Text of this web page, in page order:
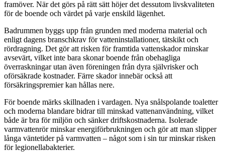
framöver. När det görs på rätt sätt höjer det dessutom livskvaliteten
för de boende och värdet på varje enskild lägenhet.
Badrummen byggs upp från grunden med moderna material och
enligt dagens branschkrav för vatteninstallationer, tätskikt och
rördragning. Det gör att risken för framtida vattenskador minskar
avsevärt, vilket inte bara skonar boende från obehagliga
överraskningar utan även föreningen från dyra självrisker och
oförsäkrade kostnader. Färre skador innebär också att
försäkringspremier kan hållas nere.
För boende märks skillnaden i vardagen. Nya snålspolande toaletter
och moderna blandare bidrar till minskad vattenanvändning, vilket
både är bra för miljön och sänker driftskostnaderna. Isolerade
varmvattenrör minskar energiförbrukningen och gör att man slipper
långa väntetider på varmvatten – något som i sin tur minskar risken
för legionellabakterier.